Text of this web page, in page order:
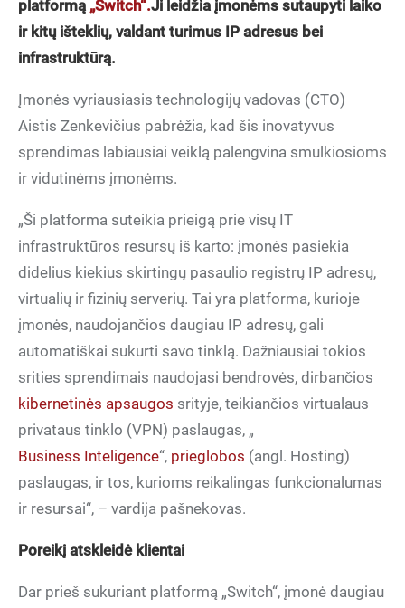
platformą „Switch“.Ji leidžia įmonėms sutaupyti laiko
ir kitų išteklių, valdant turimus IP adresus bei
infrastruktūrą.
Įmonės vyriausiasis technologijų vadovas (CTO)
Aistis Zenkevičius pabrėžia, kad šis inovatyvus
sprendimas labiausiai veiklą palengvina smulkiosioms
ir vidutinėms įmonėms.
„Ši platforma suteikia prieigą prie visų IT
infrastruktūros resursų iš karto: įmonės pasiekia
didelius kiekius skirtingų pasaulio registrų IP adresų,
virtualių ir fizinių serverių. Tai yra platforma, kurioje
įmonės, naudojančios daugiau IP adresų, gali
automatiškai sukurti savo tinklą. Dažniausiai tokios
srities sprendimais naudojasi bendrovės, dirbančios
kibernetinės apsaugos srityje, teikiančios virtualaus
privataus tinklo (VPN) paslaugas, „
Business Inteligence“, prieglobos (angl. Hosting)
paslaugas, ir tos, kurioms reikalingas funkcionalumas
ir resursai“, – vardija pašnekovas.
Poreikį atskleidė klientai
Dar prieš sukuriant platformą „Switch“, įmonė daugiau